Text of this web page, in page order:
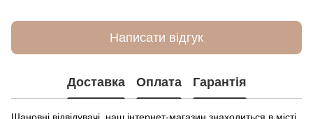
Написати відгук
Доставка Оплата Гарантія